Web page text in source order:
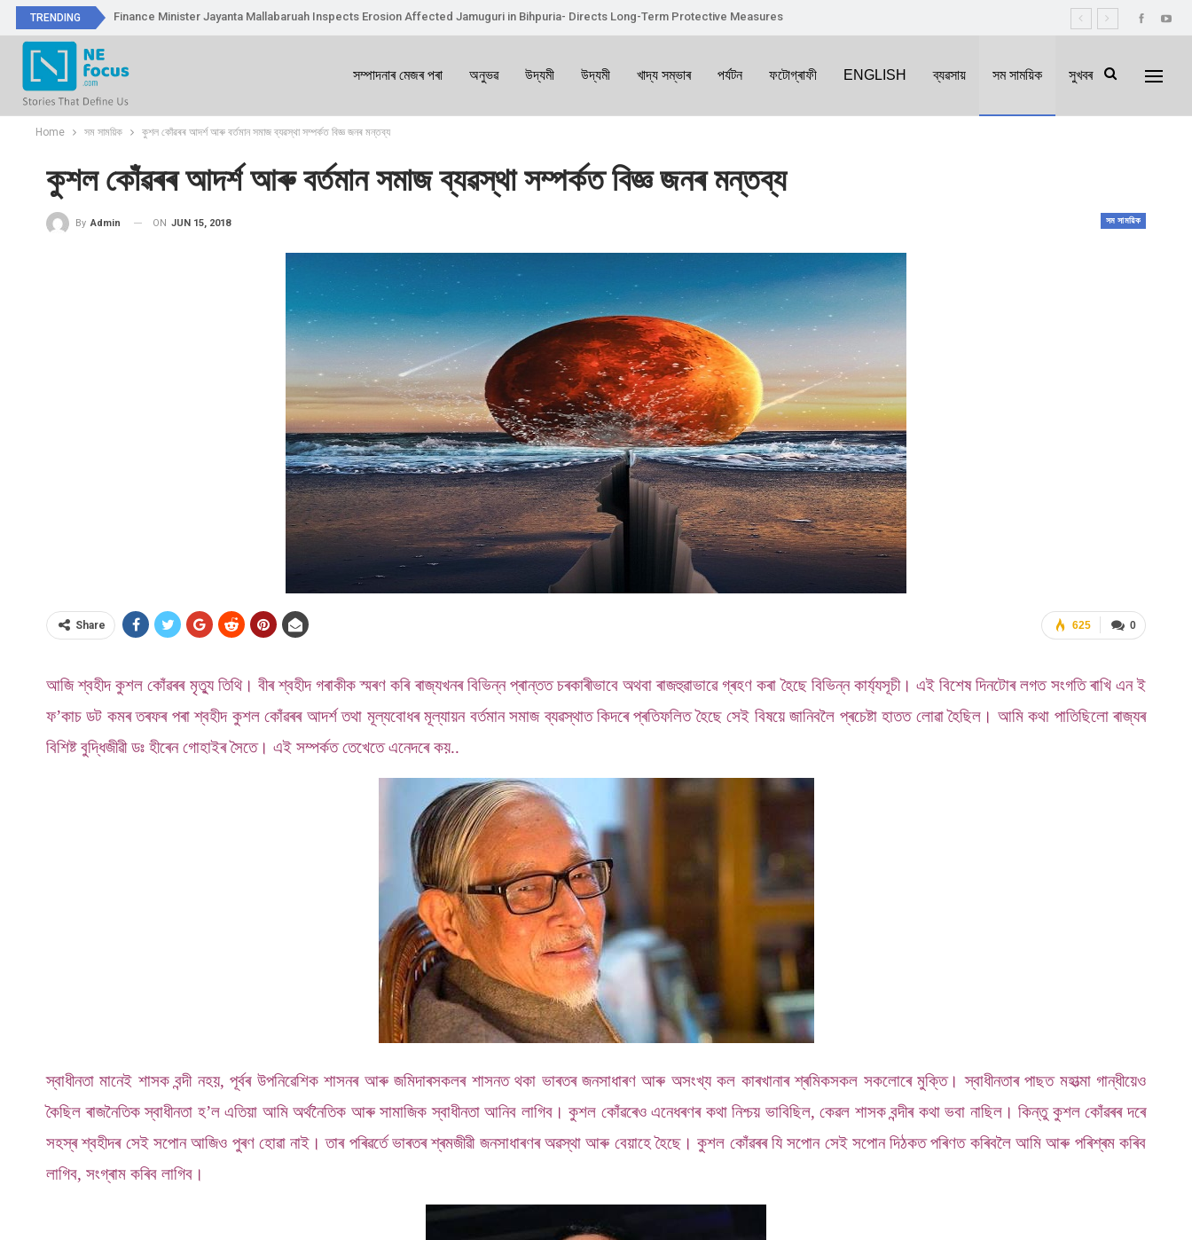
TRENDING Finance Minister Jayanta Mallabaruah Inspects Erosion Affected Jamuguri in Bihpuria- Directs Long-Term Protective Measures
সম্পাদনাৰ মেজৰ পৰা অনুভৱ উদ্যমী উদ্যমী খাদ্য সম্ভাৰ পৰ্যটন ফটোগ্ৰাফী ENGLISH ব্যৱসায় সম সাময়িক সুখবৰ
Home সম সাময়িক কুশল কোঁৱৰৰ আদৰ্শ আৰু বৰ্তমান সমাজ ব্যৱস্থা সম্পৰ্কত বিজ্ঞ জনৰ মন্তব্য
কুশল কোঁৱৰৰ আদৰ্শ আৰু বৰ্তমান সমাজ ব্যৱস্থা সম্পৰ্কত বিজ্ঞ জনৰ মন্তব্য
সম সাময়িক
By Admin ON JUN 15, 2018
0
625
Share
আজি শ্বহীদ কুশল কোঁৱৰৰ মৃত্যু তিথি। বীৰ শ্বহীদ গৰাকীক স্মৰণ কৰি ৰাজ্যখনৰ বিভিন্ন প্ৰান্তত চৰকাৰীভাবে অথবা ৰাজহুৱাভাৱে গ্ৰহণ কৰা হৈছে বিভিন্ন কাৰ্য্যসূচী। এই বিশেষ দিনটোৰ লগত সংগতি ৰাখি এন ই
ফ’কাচ ডট কমৰ তৰফৰ পৰা শ্বহীদ কুশল কোঁৱৰৰ আদৰ্শ তথা মূল্যবোধৰ মূল্যায়ন বৰ্তমান সমাজ ব্যৱস্থাত কিদৰে প্ৰতিফলিত হৈছে সেই বিষয়ে জানিবলৈ প্ৰচেষ্টা হাতত লোৱা হৈছিল। আমি কথা পাতিছিলো ৰাজ্যৰ
বিশিষ্ট বুদ্ধিজীৱী ডঃ হীৰেন গোহাইৰ সৈতে। এই সম্পৰ্কত তেখেতে এনেদৰে কয়..
স্বাধীনতা মানেই শাসক বন্দী নহয়, পূৰ্বৰ উপনিৱেশিক শাসনৰ আৰু জমিদাৰসকলৰ শাসনত থকা ভাৰতৰ জনসাধাৰণ আৰু অসংখ্য কল কাৰখানাৰ শ্ৰমিকসকল সকলোৰে মুক্তি। স্বাধীনতাৰ পাছত মহাত্মা গান্ধীয়েও
কৈছিল ৰাজনৈতিক স্বাধীনতা হ’ল এতিয়া আমি অৰ্থনৈতিক আৰু সামাজিক স্বাধীনতা আনিব লাগিব। কুশল কোঁৱৰেও এনেধৰণৰ কথা নিশ্চয় ভাবিছিল, কেৱল শাসক বন্দীৰ কথা ভবা নাছিল। কিন্তু কুশল কোঁৱৰৰ দৰে
সহস্ৰ শ্বহীদৰ সেই সপোন আজিও পুৰণ হোৱা নাই। তাৰ পৰিৱৰ্তে ভাৰতৰ শ্ৰমজীৱী জনসাধাৰণৰ অৱস্থা আৰু বেয়াহে হৈছে। কুশল কোঁৱৰৰ যি সপোন সেই সপোন দিঠকত পৰিণত কৰিবলৈ আমি আৰু পৰিশ্ৰম কৰিব
লাগিব, সংগ্ৰাম কৰিব লাগিব।